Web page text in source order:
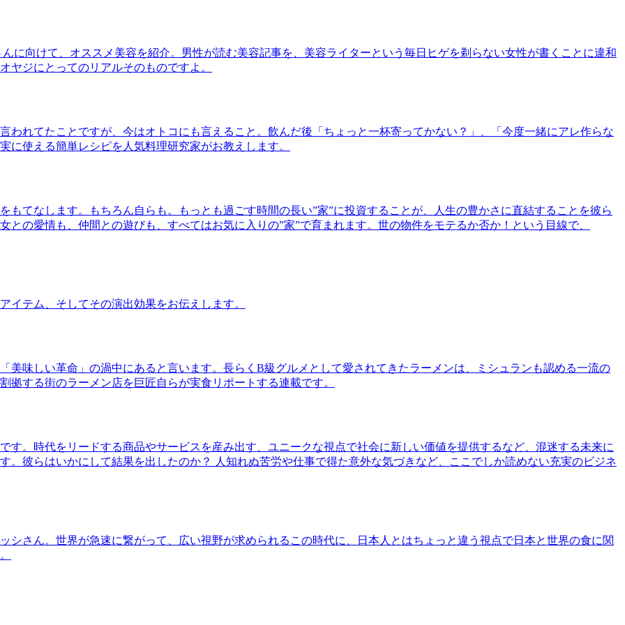
に向けて、オススメ美容を紹介。男性が読む美容記事を、美容ライターという毎日ヒゲを剃らない女性が書くことに違和
ヤジにとってのリアルそのものですよ。
われてたことですが、今はオトコにも言えること。飲んだ後「ちょっと一杯寄ってかない？」、「今度一緒にアレ作らな
使える簡単レシピを人気料理研究家がお教えします。
もてなします。もちろん自らも。もっとも過ごす時間の長い”家”に投資することが、人生の豊かさに直結することを彼ら
の愛情も、仲間との遊びも、すべてはお気に入りの”家”で育まれます。世の物件をモテるか否か！という目線で、
イテム、そしてその演出効果をお伝えします。
美味しい革命」の渦中にあると言います。長らくB級グルメとして愛されてきたラーメンは、ミシュランも認める一流の
する街のラーメン店を巨匠自らが実食リポートする連載です。
す。時代をリードする商品やサービスを産み出す、ユニークな視点で社会に新しい価値を提供するなど、混迷する未来に
。彼らはいかにして結果を出したのか？ 人知れぬ苦労や仕事で得た意外な気づきなど、ここでしか読めない充実のビジネ
シさん。世界が急速に繋がって、広い視野が求められるこの時代に、日本人とはちょっと違う視点で日本と世界の食に関